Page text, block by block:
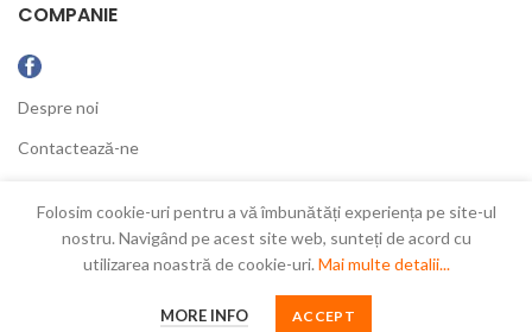
COMPANIE
Despre noi
Contactează-ne
Folosim cookie-uri pentru a vă îmbunătăți experiența pe site-ul
nostru. Navigând pe acest site web, sunteți de acord cu
utilizarea noastră de cookie-uri. Mai multe detalii...
MORE INFO ACCEPT